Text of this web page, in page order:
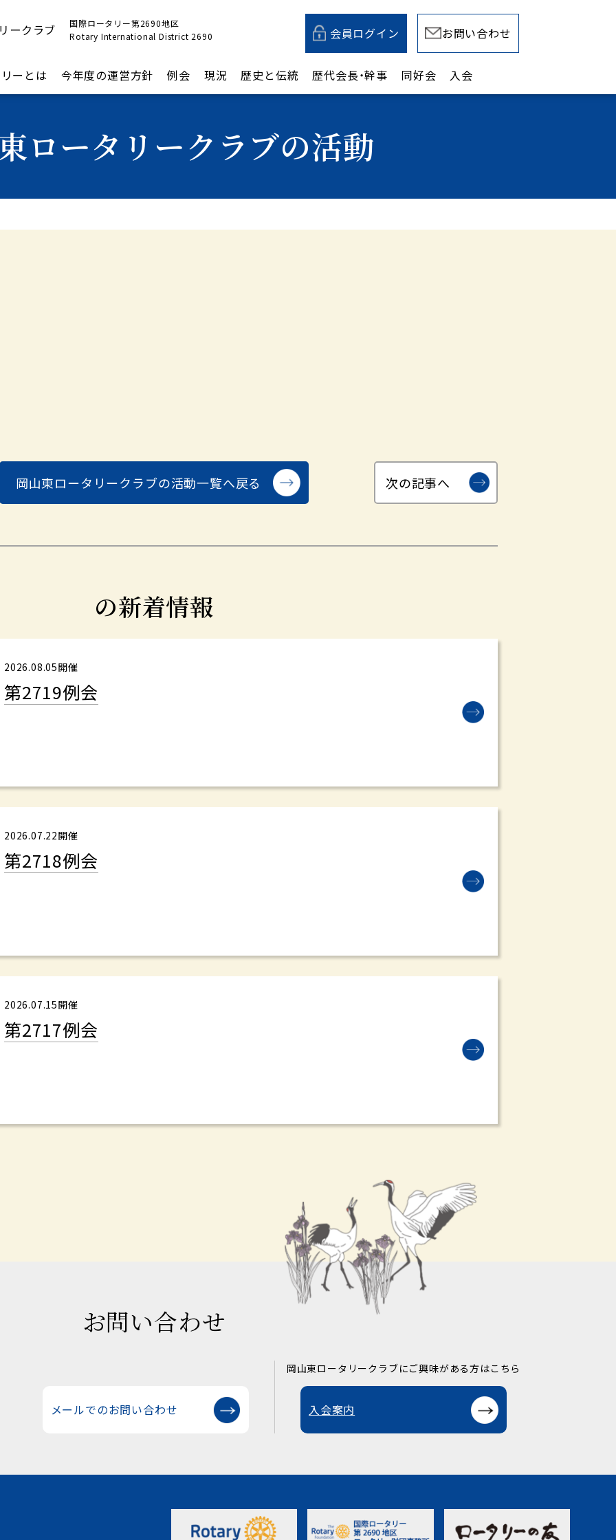
ークラブ
国際ロータリー第2690地区
Rotary International District 2690
会員ログイン お問い合わせ
ーとは 今年度の運営方針 例会 現況 歴史と伝統 歴代会長・幹事 同好会 入会
ロータリークラブの活動
岡山東ロータリークラブの活動一覧へ戻る 次の記事へ
の新着情報
2026.08.05開催
第2719例会
2026.07.22開催
第2718例会
2026.07.15開催
第2717例会
お問い合わせ
メールでのお問い合わせ
岡山東ロータリークラブにご興味がある方はこちら
入会案内